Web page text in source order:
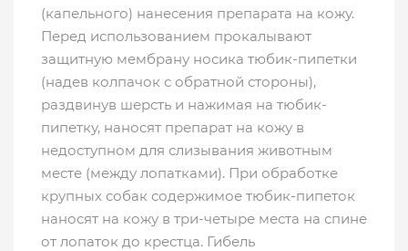
(капельного) нанесения препарата на кожу.
Перед использованием прокалывают
защитную мембрану носика тюбик-пипетки
(надев колпачок с обратной стороны),
раздвинув шерсть и нажимая на тюбик-
пипетку, наносят препарат на кожу в
недоступном для слизывания животным
месте (между лопатками). При обработке
крупных собак содержимое тюбик-пипеток
наносят на кожу в три-четыре места на спине
от лопаток до крестца. Гибель